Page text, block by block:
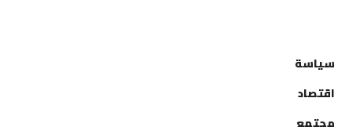
سياسة
اقتصاد
مجتمع